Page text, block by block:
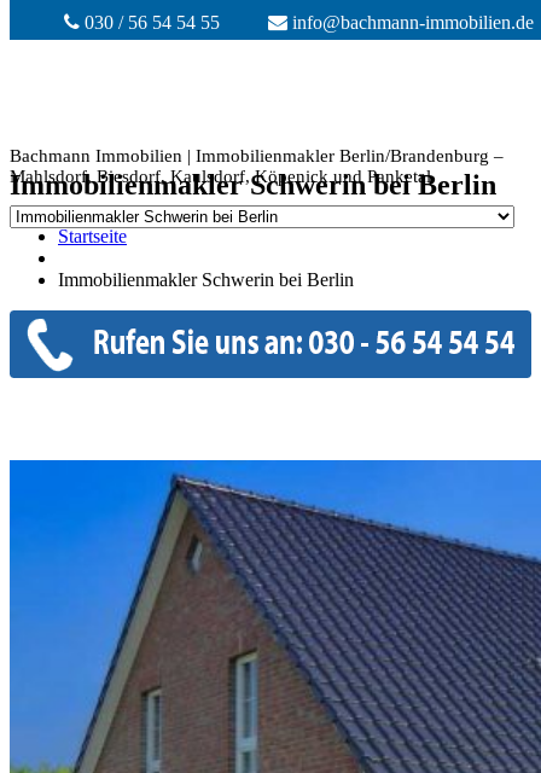
030 / 56 54 54 55 info@bachmann-immobilien.de
Bachmann Immobilien | Immobilienmakler Berlin/Brandenburg –
Mahlsdorf, Biesdorf, Kaulsdorf, Köpenick und Panketal
Immobilienmakler Schwerin bei Berlin
Startseite
Immobilienmakler Schwerin bei Berlin